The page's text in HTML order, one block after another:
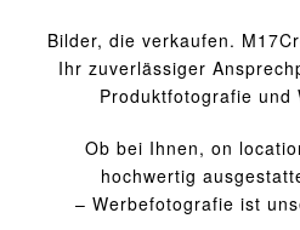
Bilder, die verkaufen.
Ihr zuverlässiger
Produktfotografie und
Ob bei Ihnen, on
hochwertig
– Werbefotografie ist